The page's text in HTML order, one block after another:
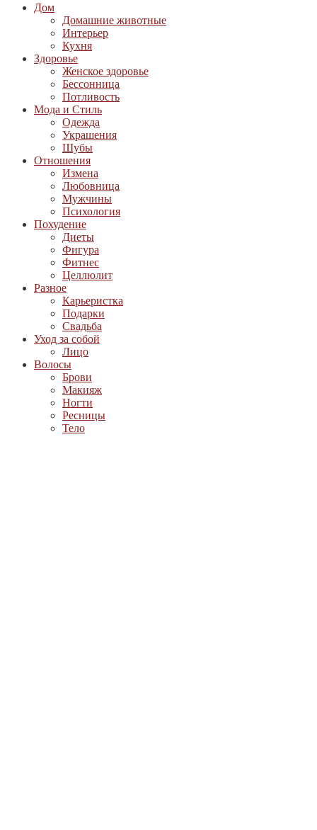
Дом
Домашние животные
Интерьер
Кухня
Здоровье
Женское здоровье
Бессонница
Потливость
Мода и Стиль
Одежда
Украшения
Шубы
Отношения
Измена
Любовница
Мужчины
Психология
Похудение
Диеты
Фигура
Фитнес
Целлюлит
Разное
Карьеристка
Подарки
Свадьба
Уход за собой
Лицо
Волосы
Брови
Макияж
Ногти
Ресницы
Тело